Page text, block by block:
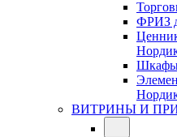
ФРИЗ
Шкафы
ВИТРИНЫ И